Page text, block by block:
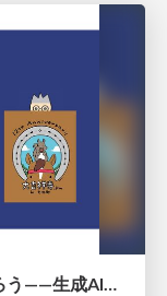
そこに3びきプロダクトがいるじゃろう——生成AI時代における“価値が届かない理由”の構造